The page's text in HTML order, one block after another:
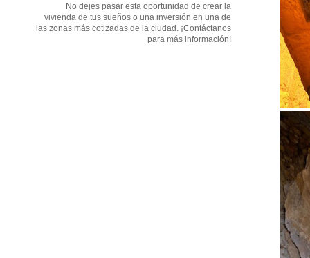
No dejes pasar esta oportunidad de crear la
vivienda de tus sueños o una inversión en una de
las zonas más cotizadas de la ciudad. ¡Contáctanos
para más información!